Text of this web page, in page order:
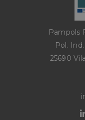
Pampols
Pol.
25690
El sitio web